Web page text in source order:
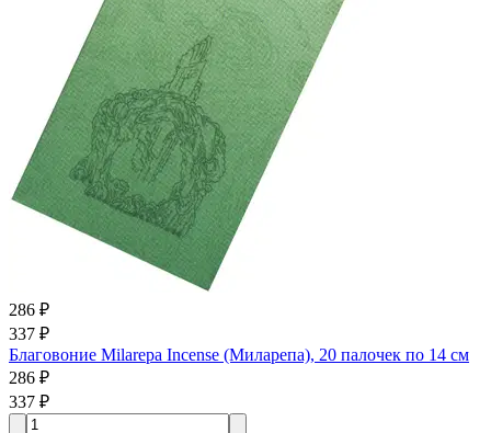
286 ₽
337 ₽
Благовоние Milarepa Incense (Миларепа), 20 палочек по 14 см
286 ₽
337 ₽